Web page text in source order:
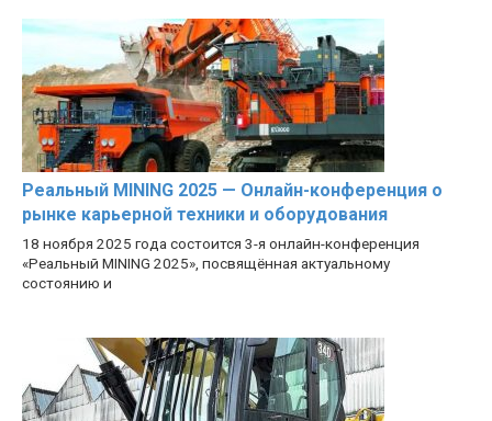
Реальный MINING 2025 — Онлайн-конференция о
рынке карьерной техники и оборудования
18 ноября 2025 года состоится 3-я онлайн-конференция
«Реальный MINING 2025», посвящённая актуальному
состоянию и